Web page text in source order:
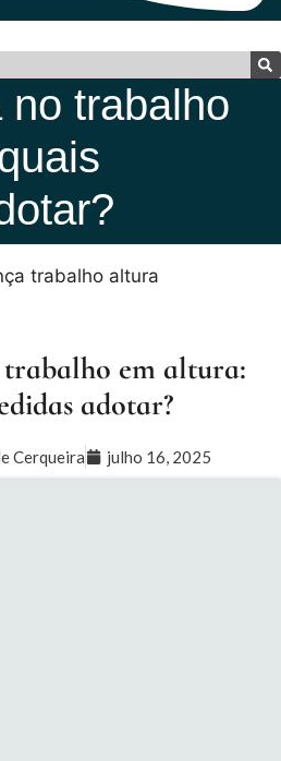
no trabalho
trabalho em altura:
adotar?
Cerqueira julho 16, 2025